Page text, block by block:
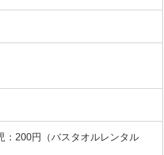
200円（バスタオルレンタル